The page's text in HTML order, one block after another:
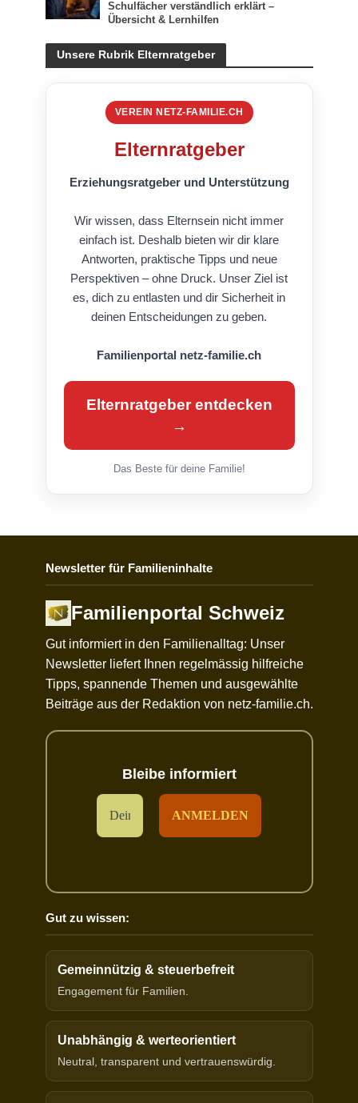
Schulfächer verständlich erklärt –
Übersicht & Lernhilfen
Unsere Rubrik Elternratgeber
VEREIN NETZ-FAMILIE.CH
Elternratgeber
Erziehungsratgeber und Unterstützung
Wir wissen, dass Elternsein nicht immer
einfach ist. Deshalb bieten wir dir klare
Antworten, praktische Tipps und neue
Perspektiven – ohne Druck. Unser Ziel ist
es, dich zu entlasten und dir Sicherheit in
deinen Entscheidungen zu geben.
Familienportal netz-familie.ch
Elternratgeber entdecken
→
Das Beste für deine Familie!
Newsletter für Familieninhalte
Familienportal Schweiz
Gut informiert in den Familienalltag: Unser
Newsletter liefert Ihnen regelmässig hilfreiche
Tipps, spannende Themen und ausgewählte
Beiträge aus der Redaktion von netz-familie.ch.
Bleibe informiert
Gut zu wissen:
Gemeinnützig & steuerbefreit
Engagement für Familien.
Unabhängig & werteorientiert
Neutral, transparent und vertrauenswürdig.